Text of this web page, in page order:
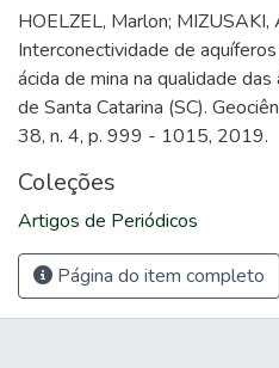
HOELZEL, Marlon; MIZUSAKI,
Interconectividade de
ácida de mina na qualidade
de Santa Catarina (SC).
38, n. 4, p. 999 - 1015, 2019.
Coleções
Artigos de Periódicos
Página do item completo